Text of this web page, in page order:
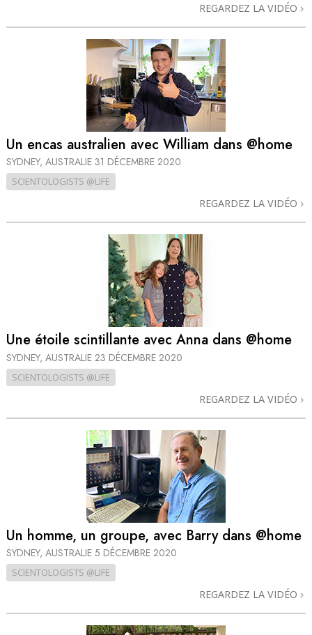
REGARDEZ LA VIDÉO
Un encas australien avec William dans @home
SYDNEY, AUSTRALIE 31 DÉCEMBRE 2020
SCIENTOLOGISTS @LIFE
REGARDEZ LA VIDÉO
Une étoile scintillante avec Anna dans @home
SYDNEY, AUSTRALIE 23 DÉCEMBRE 2020
SCIENTOLOGISTS @LIFE
REGARDEZ LA VIDÉO
Un homme, un groupe, avec Barry dans @home
SYDNEY, AUSTRALIE 5 DÉCEMBRE 2020
SCIENTOLOGISTS @LIFE
REGARDEZ LA VIDÉO